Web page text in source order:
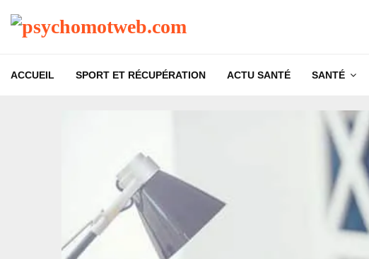
ACCUEIL SPORT ET RÉCUPÉRATION ACTU SANTÉ SANTÉ